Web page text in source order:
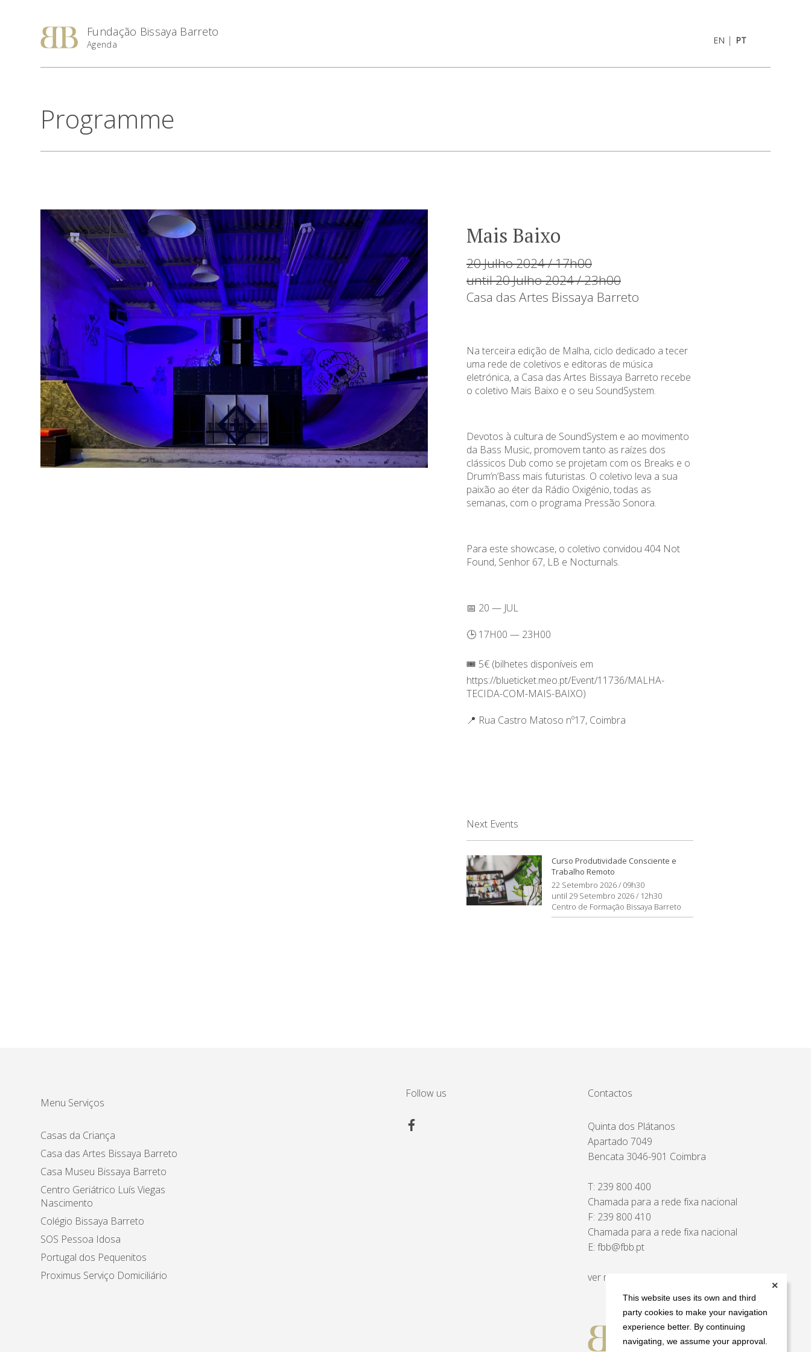
This website uses its own and third
party cookies to make your navigation
experience better. By continuing
navigating, we assume your approval.
✕
Fundação Bissaya Barreto
Agenda EN | PT
Programme
Mais Baixo
20 Julho 2024 / 17h00
until 20 Julho 2024 / 23h00
Casa das Artes Bissaya Barreto
Na terceira edição de Malha, ciclo dedicado a tecer
uma rede de coletivos e editoras de música
eletrónica, a Casa das Artes Bissaya Barreto recebe
o coletivo Mais Baixo e o seu SoundSystem.
Devotos à cultura de SoundSystem e ao movimento
da Bass Music, promovem tanto as raízes dos
clássicos Dub como se projetam com os Breaks e o
Drum’n’Bass mais futuristas. O coletivo leva a sua
paixão ao éter da Rádio Oxigénio, todas as
semanas, com o programa Pressão Sonora.
Para este showcase, o coletivo convidou 404 Not
Found, Senhor 67, LB e Nocturnals.
📅 20 — JUL
🕒 17H00 — 23H00
🎟️ 5€ (bilhetes disponíveis em
https://blueticket.meo.pt/Event/11736/MALHA-
TECIDA-COM-MAIS-BAIXO)
📍 Rua Castro Matoso nº17, Coimbra
Next Events
Curso Produtividade Consciente e
Trabalho Remoto
22 Setembro 2026 / 09h30
until 29 Setembro 2026 / 12h30
Centro de Formação Bissaya Barreto
Menu Serviços
Casas da Criança
Casa das Artes Bissaya Barreto
Casa Museu Bissaya Barreto
Centro Geriátrico Luís Viegas
Nascimento
Colégio Bissaya Barreto
SOS Pessoa Idosa
Portugal dos Pequenitos
Proximus Serviço Domiciliário
Follow us Contactos
Quinta dos Plátanos
Apartado 7049
Bencata 3046-901 Coimbra
T: 239 800 400
Chamada para a rede fixa nacional
F: 239 800 410
Chamada para a rede fixa nacional
E:fbb@fbb.pt
ver mapa